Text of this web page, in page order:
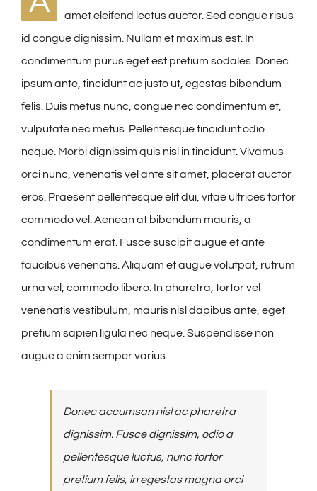
amet eleifend lectus auctor. Sed congue risus
id congue dignissim. Nullam et maximus est. In
condimentum purus eget est pretium sodales. Donec
ipsum ante, tincidunt ac justo ut, egestas bibendum
felis. Duis metus nunc, congue nec condimentum et,
vulputate nec metus. Pellentesque tincidunt odio
neque. Morbi dignissim quis nisl in tincidunt. Vivamus
orci nunc, venenatis vel ante sit amet, placerat auctor
eros. Praesent pellentesque elit dui, vitae ultrices tortor
commodo vel. Aenean at bibendum mauris, a
condimentum erat. Fusce suscipit augue et ante
faucibus venenatis. Aliquam et augue volutpat, rutrum
urna vel, commodo libero. In pharetra, tortor vel
venenatis vestibulum, mauris nisl dapibus ante, eget
pretium sapien ligula nec neque. Suspendisse non
augue a enim semper varius.
Donec accumsan nisl ac pharetra
dignissim. Fusce dignissim, odio a
pellentesque luctus, nunc tortor
pretium felis, in egestas magna orci